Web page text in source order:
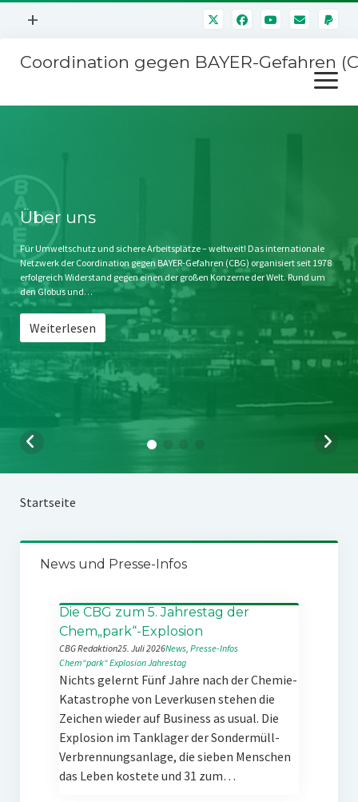
Menü
+
Mitmachen
Kontakt
Impressum
Störfälle
Coordination gegen BAYER-Gefahren
Menü
öffnen
Stichwort BAYER
Jahrestagung
SPENDEN
Über uns
Für Umweltschutz und sichere Arbeitsplätze – weltweit! Das internationale
Netzwerk der Coordination gegen BAYER-Gefahren (CBG) organisiert seit 1978
erfolgreich Widerstand gegen einen der großen Konzerne der Welt. Rund um
den Globus und…
Weiterlesen
Startseite
News und Presse-Infos
Die CBG zum 5. Jahrestag der
Chem„park“-Explosion
CBG Redaktion25. Juli 2026News, Presse-Infos
Chem“park“ExplosionJahrestag
Nichts gelernt Fünf Jahre nach der Chemie-
Katastrophe von Leverkusen stehen die
Zeichen wieder auf Business as usual. Die
Explosion im Tanklager der Sondermüll-
Verbrennungsanlage, die sieben Menschen
das Leben kostete und 31 zum…